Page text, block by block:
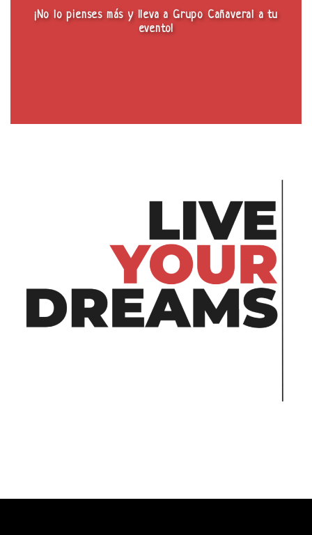
¡No lo pienses más y lleva a Grupo Cañaveral a tu
evento!